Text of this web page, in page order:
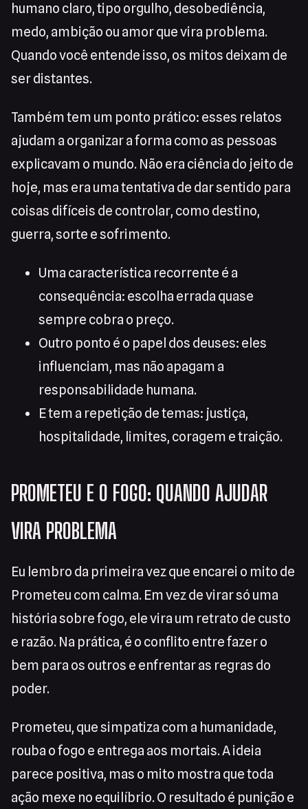
humano claro, tipo orgulho, desobediência,
medo, ambição ou amor que vira problema.
Quando você entende isso, os mitos deixam de
ser distantes.
Também tem um ponto prático: esses relatos
ajudam a organizar a forma como as pessoas
explicavam o mundo. Não era ciência do jeito de
hoje, mas era uma tentativa de dar sentido para
coisas difíceis de controlar, como destino,
guerra, sorte e sofrimento.
Uma característica recorrente é a
consequência: escolha errada quase
sempre cobra o preço.
Outro ponto é o papel dos deuses: eles
influenciam, mas não apagam a
responsabilidade humana.
E tem a repetição de temas: justiça,
hospitalidade, limites, coragem e traição.
PROMETEU E O FOGO: QUANDO AJUDAR
VIRA PROBLEMA
Eu lembro da primeira vez que encarei o mito de
Prometeu com calma. Em vez de virar só uma
história sobre fogo, ele vira um retrato de custo
e razão. Na prática, é o conflito entre fazer o
bem para os outros e enfrentar as regras do
poder.
Prometeu, que simpatiza com a humanidade,
rouba o fogo e entrega aos mortais. A ideia
parece positiva, mas o mito mostra que toda
ação mexe no equilíbrio. O resultado é punição e